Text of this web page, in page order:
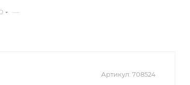
—
Артикул: 708524